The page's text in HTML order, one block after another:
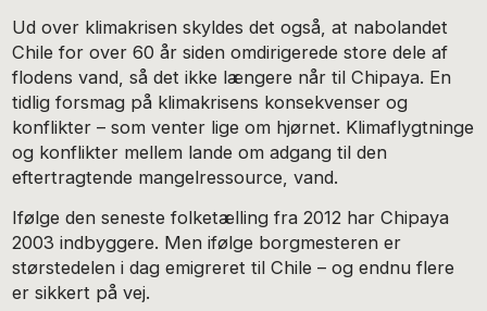
Ud over klimakrisen skyldes det også, at nabolandet
Chile for over 60 år siden omdirigerede store dele af
flodens vand, så det ikke længere når til Chipaya. En
tidlig forsmag på klimakrisens konsekvenser og
konflikter – som venter lige om hjørnet. Klimaflygtninge
og konflikter mellem lande om adgang til den
eftertragtende mangelressource, vand.
Ifølge den seneste folketælling fra 2012 har Chipaya
2003 indbyggere. Men ifølge borgmesteren er
størstedelen i dag emigreret til Chile – og endnu flere
er sikkert på vej.